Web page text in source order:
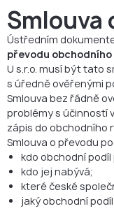
Smlouva
Ústředním
převodu obchodního
U s.r.o. musí být tato
s úředně ověřenými
Smlouva bez řádně
problémy s účinností
zápis do obchodního
Smlouva o převodu
kdo obchodní podíl
kdo jej nabývá;
které české
jaký obchodní